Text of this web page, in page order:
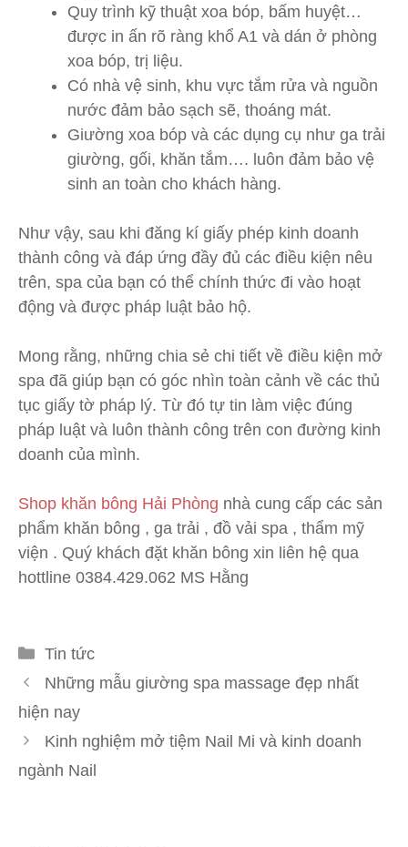
Quy trình kỹ thuật xoa bóp, bấm huyệt…
được in ấn rõ ràng khổ A1 và dán ở phòng
xoa bóp, trị liệu.
Có nhà vệ sinh, khu vực tắm rửa và nguồn
nước đảm bảo sạch sẽ, thoáng mát.
Giường xoa bóp và các dụng cụ như ga trải
giường, gối, khăn tắm…. luôn đảm bảo vệ
sinh an toàn cho khách hàng.
Như vậy, sau khi đăng kí giấy phép kinh doanh
thành công và đáp ứng đầy đủ các điều kiện nêu
trên, spa của bạn có thể chính thức đi vào hoạt
động và được pháp luật bảo hộ.
Mong rằng, những chia sẻ chi tiết về điều kiện mở
spa đã giúp bạn có góc nhìn toàn cảnh về các thủ
tục giấy tờ pháp lý. Từ đó tự tin làm việc đúng
pháp luật và luôn thành công trên con đường kinh
doanh của mình.
Shop khăn bông Hải Phòng nhà cung cấp các sản
phẩm khăn bông , ga trải , đồ vải spa , thẩm mỹ
viện . Quý khách đặt khăn bông xin liên hệ qua
hottline 0384.429.062 MS Hằng
Danh
mục
Tin tức
Những mẫu giường spa massage đẹp nhất
hiện nay
Kinh nghiệm mở tiệm Nail Mi và kinh doanh
ngành Nail